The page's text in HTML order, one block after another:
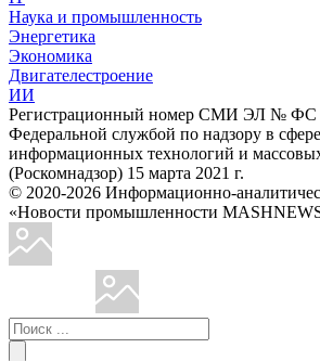
Наука и промышленность
Энергетика
Экономика
Двигателестроение
ИИ
Регистрационный номер СМИ ЭЛ № ФС
Федеральной службой по надзору в
информационных технологий и
(Роскомнадзор) 15 марта 2021 г.
© 2020-2026 Информационно-
«Новости промышленности